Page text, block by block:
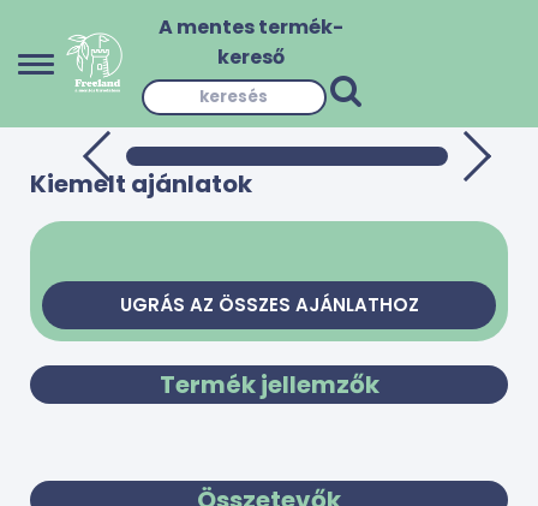
A mentes termék-
kereső
Kiemelt ajánlatok
UGRÁS AZ ÖSSZES AJÁNLATHOZ
Termék jellemzők